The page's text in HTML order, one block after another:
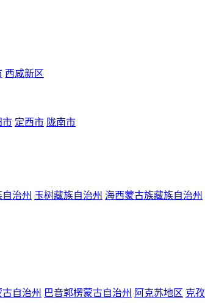
西咸新区
市 定西市 陇南市
治州 玉树藏族自治州 海西蒙古族藏族自治州
自治州 巴音郭楞蒙古自治州 阿克苏地区 克